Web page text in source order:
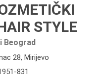
STYLE
Beograd
28, Mirijevo
831